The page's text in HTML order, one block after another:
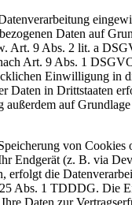
Daten auf
Art. 9 Abs. 2 lit. a
Art. 9 Abs. 1
Einwilligung in
Daten in Drittstaaten
außerdem auf
von
Endgerät (z. B. via
erfolgt die
Abs. 1 TDDDG. Die
Daten zur